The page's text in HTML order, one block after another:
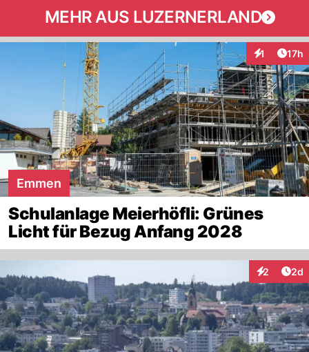
MEHR AUS LUZERNERLAND
1 17h
Emmen
Schulanlage Meierhöfli: Grünes
Licht für Bezug Anfang 2028
2 2d